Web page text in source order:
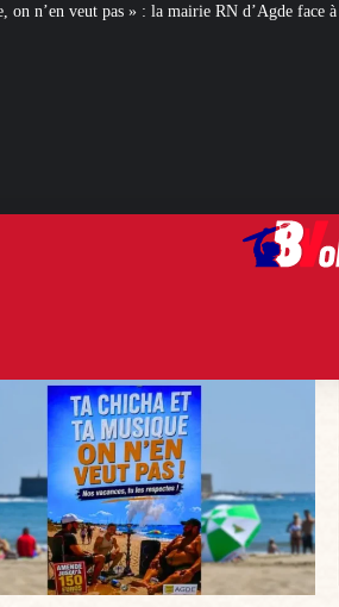
d’Agde face à la meute « antiraciste » La